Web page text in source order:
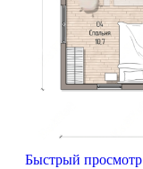
Быстрый просмотр